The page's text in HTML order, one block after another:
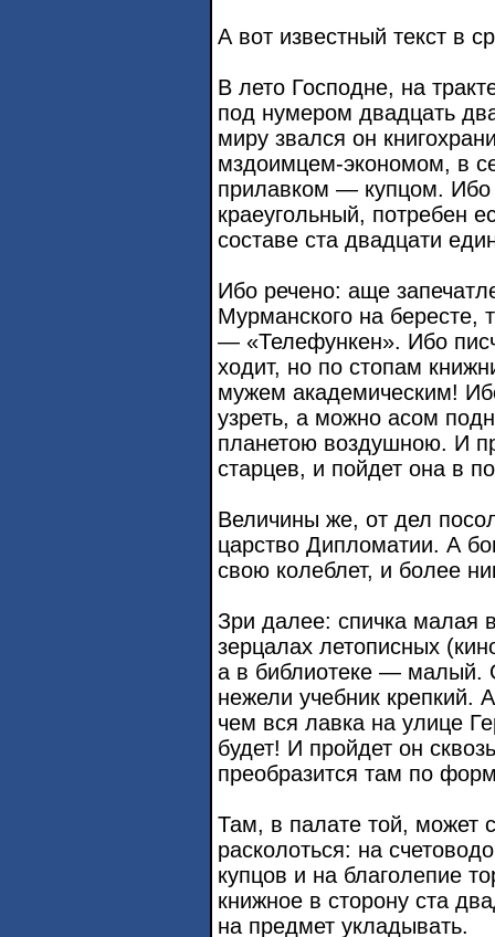
А вот известный текст в
В лето Господне, на
под нумером двадцать
миру звался он
мздоимцем-экономом, в
прилавком — купцом. Ибо
краеугольный, потребен
составе ста двадцати
Ибо речено: аще
Мурманского на бересте,
— «Телефункен». Ибо
ходит, но по стопам
мужем академическим!
узреть, а можно асом
планетою воздушною. И
старцев, и пойдет она в
Величины же, от дел
царство Дипломатии. А
свою колеблет, и более
Зри далее: спичка малая
зерцалах летописных
а в библиотеке — малый.
нежели учебник крепкий.
чем вся лавка на улице
будет! И пройдет он
преобразится там по
Там, в палате той, может
расколоться: на
купцов и на благолепие
книжное в сторону ста
на предмет укладывать.